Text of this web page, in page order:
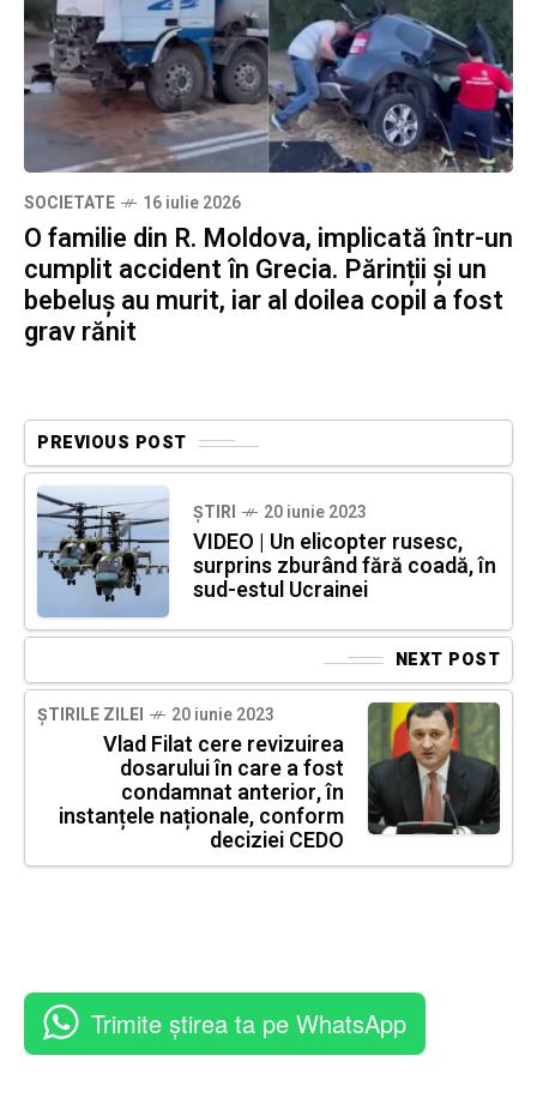
SOCIETATE 16 iulie 2026
O familie din R. Moldova, implicată într-un
cumplit accident în Grecia. Părinții și un
bebeluș au murit, iar al doilea copil a fost
grav rănit
PREVIOUS POST
ȘTIRI 20 iunie 2023
VIDEO | Un elicopter rusesc,
surprins zburând fără coadă, în
sud-estul Ucrainei
NEXT POST
ȘTIRILE ZILEI 20 iunie 2023
Vlad Filat cere revizuirea
dosarului în care a fost
condamnat anterior, în
instanțele naționale, conform
deciziei CEDO
Trimite știrea ta pe WhatsApp